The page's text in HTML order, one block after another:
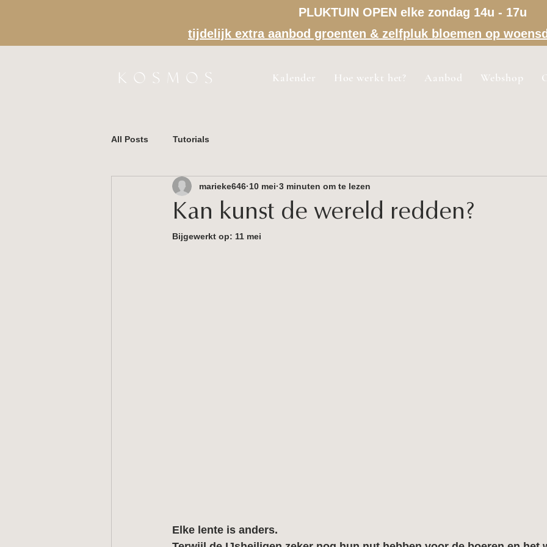
PLUKTUIN OPEN elke zondag 14u - 17u
tijdelijk extra aanbod groenten & zelfpluk bloemen op
Kalender Hoe werkt het? Aanbod Webshop
All Posts Tutorials
Kan kunst de wereld redden?
marieke646 10 mei 3 minuten om te lezen
Bijgewerkt op: 11 mei
Elke lente is anders.